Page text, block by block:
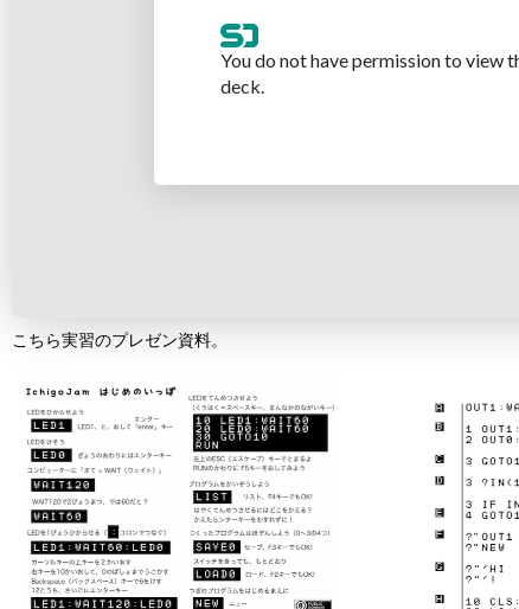
こちら実習のプレゼン資料。